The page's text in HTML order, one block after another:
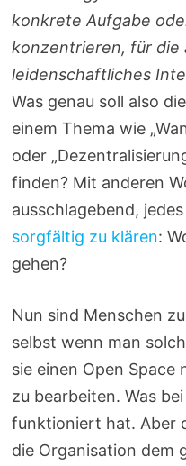
konkrete Aufgabe
konzentrieren, für die
leidenschaftliches
Was genau soll also
einem Thema wie
oder
finden? Mit anderen
ausschlagebend,
sorgfältig zu klären:
gehen?
Nun sind Menschen
selbst wenn man
sie einen Open Space
zu bearbeiten. Was
funktioniert hat. Aber
die Organisation dem